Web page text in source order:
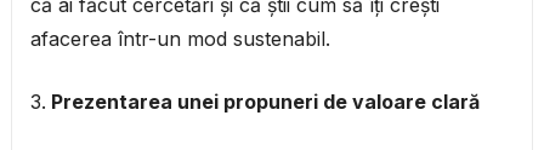
afacerea într-un mod sustenabil.
Prezentarea unei propuneri de valoare clară